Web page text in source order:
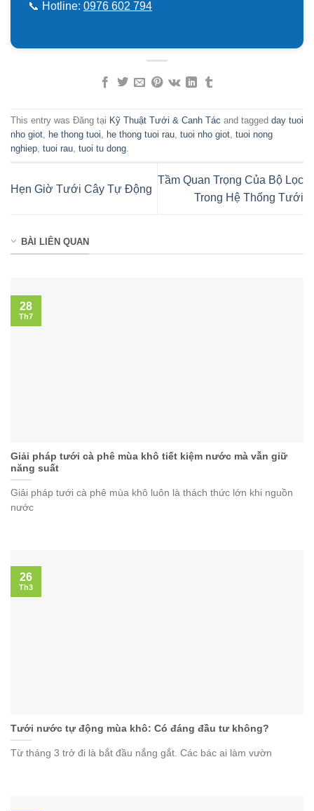
📞 Hotline: 0976 602 794
This entry was Đăng tại Kỹ Thuật Tưới & Canh Tác and tagged day tuoi
nho giot, he thong tuoi, he thong tuoi rau, tuoi nho giot, tuoi nong
nghiep, tuoi rau, tuoi tu dong.
Hẹn Giờ Tưới Cây Tự Động
Tầm Quan Trọng Của Bộ Lọc
Trong Hệ Thống Tưới
BÀI LIÊN QUAN
Giải pháp tưới cà phê mùa khô tiết kiệm nước mà vẫn giữ
năng suất
Giải pháp tưới cà phê mùa khô luôn là thách thức lớn khi nguồn
nước
28
Th7
Tưới nước tự động mùa khô: Có đáng đầu tư không?
Từ tháng 3 trở đi là bắt đầu nắng gắt. Các bác ai làm vườn
26
Th3